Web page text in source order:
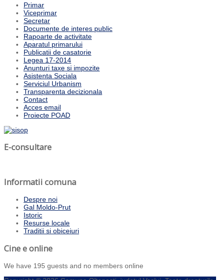
Primar
Viceprimar
Secretar
Documente de interes public
Rapoarte de activitate
Aparatul primarului
Publicatii de casatorie
Legea 17-2014
Anunturi taxe si impozite
Asistenta Sociala
Serviciul Urbanism
Transparenta decizionala
Contact
Acces email
Proiecte POAD
E-consultare
Informatii comuna
Despre noi
Gal Moldo-Prut
Istoric
Resurse locale
Traditii si obiceiuri
Cine e online
We have 195 guests and no members online